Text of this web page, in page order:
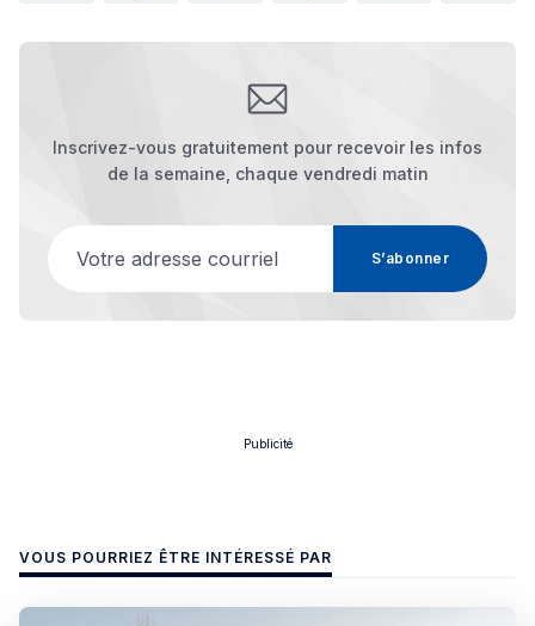
Inscrivez-vous gratuitement pour recevoir les infos
de la semaine, chaque vendredi matin
S’abonner
Publicité
VOUS POURRIEZ ÊTRE INTÉRESSÉ PAR